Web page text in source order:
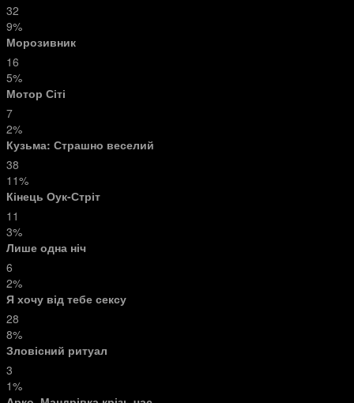
32
9%
Морозивник
16
5%
Мотор Сіті
7
2%
Кузьма: Страшно веселий
38
11%
Кінець Оук-Стріт
11
3%
Лише одна ніч
6
2%
Я хочу від тебе сексу
28
8%
Зловісний ритуал
3
1%